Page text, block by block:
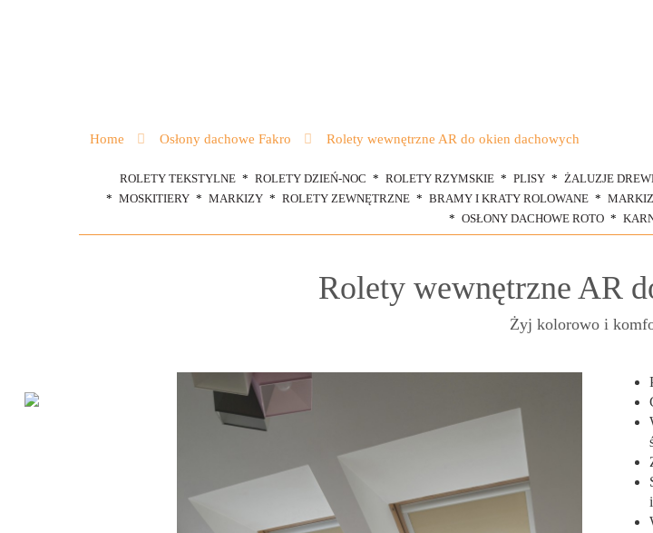
Home Osłony dachowe Fakro Rolety wewnętrzne AR do okien dachowych
ROLETY TEKSTYLNE ROLETY DZIEŃ-NOC ROLETY RZYMSKIE PLISY ŻALUZJE
MOSKITIERY
MARKIZY ROLETY ZEWNĘTRZNE BRAMY I KRATY ROLOWANE
OSŁONY DACHOWE ROTO
Rolety wewnętrzne AR
Żyj kolorowo i